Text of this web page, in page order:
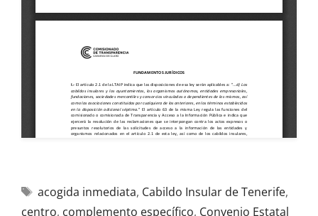
acogida inmediata, Cabildo Insular de Tenerife,
centro, complemento específico, Convenio Estatal